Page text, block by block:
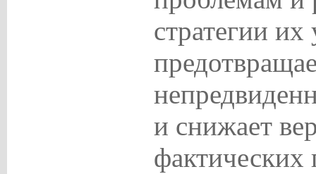
стратегии
и снижает
фактических